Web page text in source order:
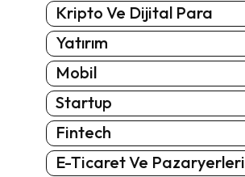
Kripto Ve Dijital Para
Yatırım
Mobil
Startup
Fintech
E-Ticaret Ve Pazaryerleri